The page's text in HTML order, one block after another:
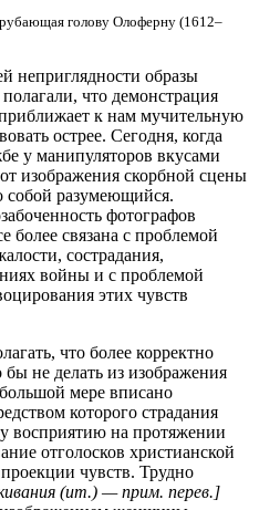
голову Олоферну (1612–
неприглядности образы
что демонстрация
к нам мучительную
острее. Сегодня, когда
у манипуляторов вкусами
изображения скорбной сцены
собой разумеющийся.
фотографов
более связана с проблемой
сострадания,
войны и с проблемой
этих чувств
что более корректно
не делать из изображения
мере вписано
которого страдания
восприятию на протяжении
отголосков христианской
чувств. Трудно
(ит.) — прим. перев.]